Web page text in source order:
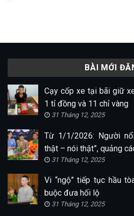
BÀI MỚI
Cạy cốp xe tại bãi giữ
1 tỉ đồng và 11 chỉ vàng
31 Tháng 12, 2025
Từ 1/1/2026: Người
thật – nói thật”, quảng
31 Tháng 12, 2025
Vi “ngộ” tiếp tục hầu
buộc đưa hối lộ
31 Tháng 12, 2025